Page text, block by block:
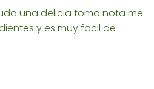
una delicia tomo nota me
y es muy facil de